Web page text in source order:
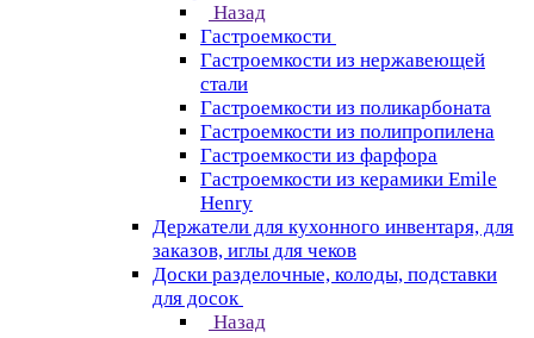
Назад
Гастроемкости
Гастроемкости из нержавеющей
стали
Гастроемкости из поликарбоната
Гастроемкости из полипропилена
Гастроемкости из фарфора
Гастроемкости из керамики Emile
Henry
Держатели для кухонного инвентаря, для
заказов, иглы для чеков
Доски разделочные, колоды, подставки
для досок
Назад